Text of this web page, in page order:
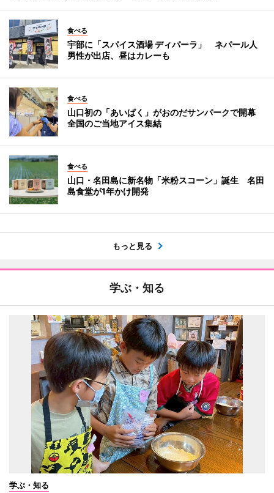
食べる
宇部に「スパイス酒場 ディパーラ」 ネパール人
男性が出店、昼はカレーも
食べる
山口初の「あいぱく」がおのだサンパークで開幕
全国のご当地アイス集結
食べる
山口・名田島に新名物「米粉スコーン」誕生 名田
島食堂が1年かけ開発
もっと見る
学ぶ・知る
学ぶ・知る